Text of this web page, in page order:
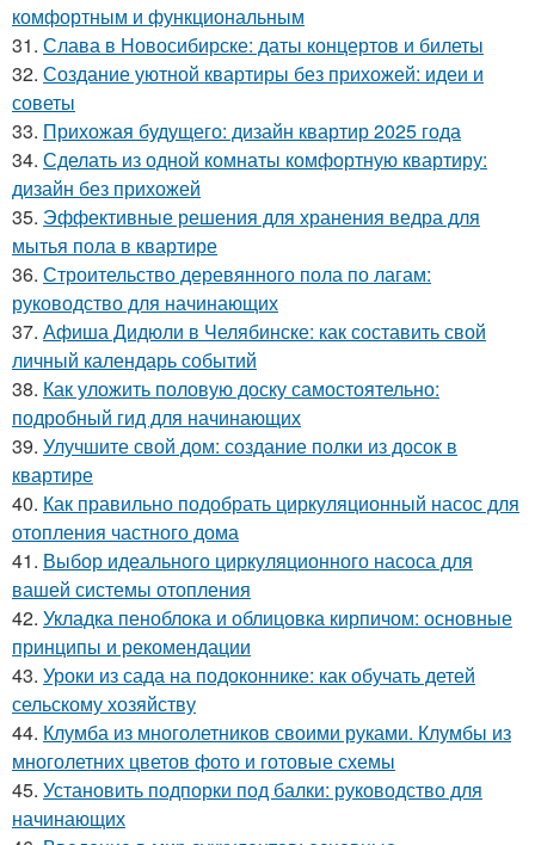
комфортным и функциональным
31. Слава в Новосибирске: даты концертов и билеты
32. Создание уютной квартиры без прихожей: идеи и
советы
33. Прихожая будущего: дизайн квартир 2025 года
34. Сделать из одной комнаты комфортную квартиру:
дизайн без прихожей
35. Эффективные решения для хранения ведра для
мытья пола в квартире
36. Строительство деревянного пола по лагам:
руководство для начинающих
37. Афиша Дидюли в Челябинске: как составить свой
личный календарь событий
38. Как уложить половую доску самостоятельно:
подробный гид для начинающих
39. Улучшите свой дом: создание полки из досок в
квартире
40. Как правильно подобрать циркуляционный насос для
отопления частного дома
41. Выбор идеального циркуляционного насоса для
вашей системы отопления
42. Укладка пеноблока и облицовка кирпичом: основные
принципы и рекомендации
43. Уроки из сада на подоконнике: как обучать детей
сельскому хозяйству
44. Клумба из многолетников своими руками. Клумбы из
многолетних цветов фото и готовые схемы
45. Установить подпорки под балки: руководство для
начинающих